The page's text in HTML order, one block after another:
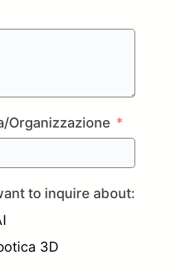
Organizzazione
to inquire about:
3D